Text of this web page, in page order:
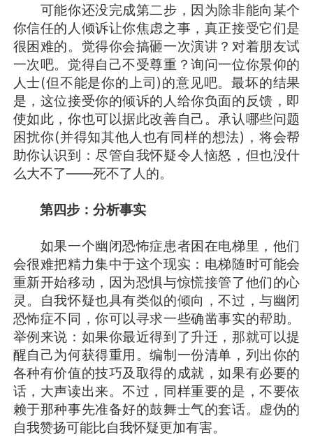
可能你还没完成第二步，因为除非能向某个
你信任的人倾诉让你焦虑之事，真正接受它们是
很困难的。觉得你会搞砸一次演讲？对着朋友试
一次吧。觉得自己不受尊重？询问一位你景仰的
人士(但不能是你的上司)的意见吧。最坏的结果
是，这位接受你的倾诉的人给你负面的反馈，即
使如此，你也可以据此改善自己。承认哪些问题
困扰你(并得知其他人也有同样的想法)，将会帮
助你认识到：尽管自我怀疑令人恼怒，但也没什
么大不了——死不了人的。
第四步：分析事实
如果一个幽闭恐怖症患者困在电梯里，他们
会很难把精力集中于这个现实：电梯随时可能会
重新开始移动，因为恐惧与惊慌接管了他们的心
灵。自我怀疑也具有类似的倾向，不过，与幽闭
恐怖症不同，你可以寻求一些确凿事实的帮助。
举例来说：如果你最近得到了升迁，那就可以提
醒自己为何获得重用。编制一份清单，列出你的
各种有价值的技巧及取得的成就，如果有必要的
话，大声读出来。不过，同样重要的是，不要依
赖于那种事先准备好的鼓舞士气的套话。虚伪的
自我赞扬可能比自我怀疑更加有害。